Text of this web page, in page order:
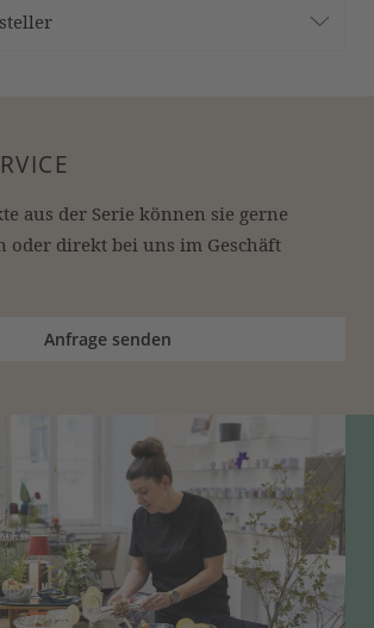
aus der Serie können sie gerne
oder direkt bei uns im Geschäft
Anfrage senden